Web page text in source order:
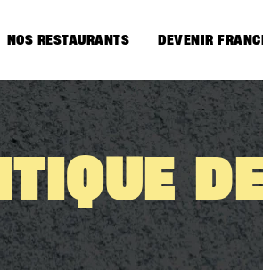
NOS RESTAURANTS DEVENIR